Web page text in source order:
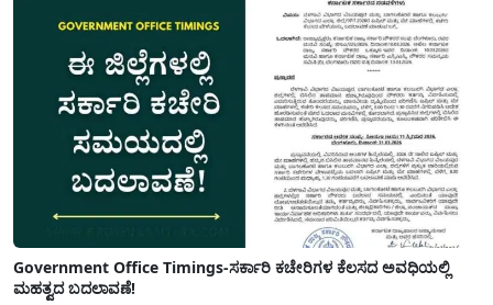
Government Office Timings-ಸರ್ಕಾರಿ ಕಚೇರಿಗಳ ಕೆಲಸದ ಅವಧಿಯಲ್ಲಿ
ಮಹತ್ವದ ಬದಲಾವಣೆ!